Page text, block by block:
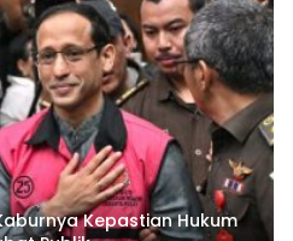
Kepastian Hukum